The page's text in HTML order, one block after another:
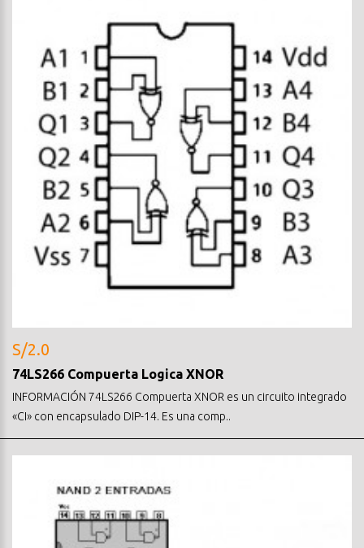
S/2.0
74LS266 Compuerta Logica XNOR
INFORMACIÓN 74LS266 Compuerta XNOR es un circuito integrado
«CI» con encapsulado DIP-14. Es una comp..